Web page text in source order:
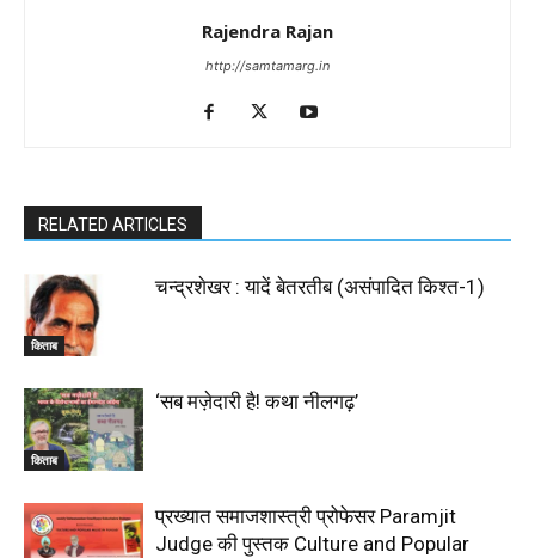
Rajendra Rajan
http://samtamarg.in
RELATED ARTICLES
किताब
चन्द्रशेखर : यादें बेतरतीब (असंपादित किश्त-1)
किताब
‘सब मज़ेदारी है! कथा नीलगढ़’
प्रख्यात समाजशास्त्री प्रोफेसर Paramjit
Judge की पुस्तक Culture and Popular